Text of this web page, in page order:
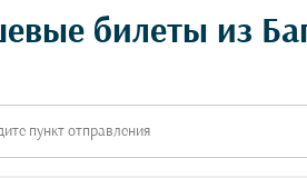
билеты из